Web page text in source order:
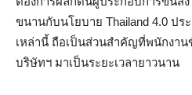
ขนานกับนโยบาย Thailand 4.0 ป
เหล่านี้ ถือเป็นส่วนสำคัญที่พนักงา
บริษัทฯ มาเป็นระยะเวลายาวนาน